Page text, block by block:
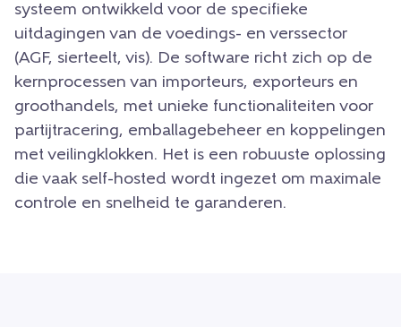
systeem ontwikkeld voor de specifieke
uitdagingen van de voedings- en verssector
(AGF, sierteelt, vis). De software richt zich op de
kernprocessen van importeurs, exporteurs en
groothandels, met unieke functionaliteiten voor
partijtracering, emballagebeheer en koppelingen
met veilingklokken. Het is een robuuste oplossing
die vaak self-hosted wordt ingezet om maximale
controle en snelheid te garanderen.